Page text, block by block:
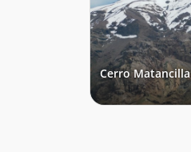
Cerro Matancilla